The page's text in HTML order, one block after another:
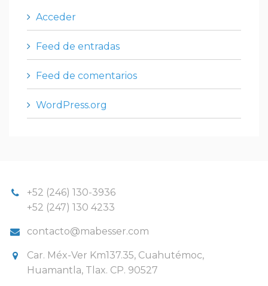
Acceder
Feed de entradas
Feed de comentarios
WordPress.org
+52 (246) 130-3936
+52 (247) 130 4233
contacto@mabesser.com
Car. Méx-Ver Km137.35, Cuahutémoc,
Huamantla, Tlax. CP. 90527